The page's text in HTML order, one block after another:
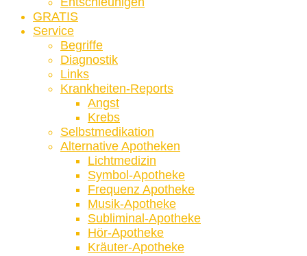
GRATIS
Service
Begriffe
Diagnostik
Links
Krankheiten-Reports
Angst
Krebs
Selbstmedikation
Alternative Apotheken
Lichtmedizin
Symbol-Apotheke
Frequenz Apotheke
Musik-Apotheke
Subliminal-Apotheke
Hör-Apotheke
Kräuter-Apotheke